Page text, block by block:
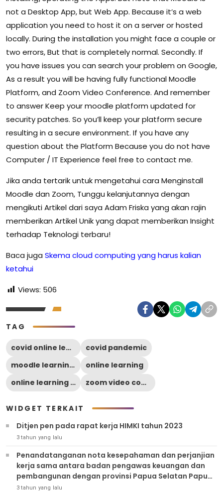
not a Desktop App, but Web App. Because it’s a web
application you need to host it on a server or hosted
locally. During the installation you might face a couple or
two errors, But that is completely normal. Secondly. If
you have issues you can search your problem on Google,
As a result you will be having fully functional Moodle
Platform, and Zoom Video Conference. And remember
to answer Keep your moodle platform updated for
security patches. So you’ll keep your platform secure
resulting in a secure environment. If you have any
question about the Platform Because you do not have
Computer / IT Experience feel free to contact me.
Jika anda tertarik untuk mengetahui cara Menginstall
Moodle dan Zoom, Tunggu kelanjutannya dengan
mengikuti Artikel dari saya Adam Friska yang akan rajin
memberikan Artikel Unik yang dapat memberikan Insight
terhadap Teknologi terbaru!
Baca juga Skema cloud computing yang harus kalian
ketahui
Views: 506
TAG
covid online learning
covid pandemic
moodle learning platform
online learning
online learning on covid pandemic
zoom video conference
WIDGET TERKAIT
Ditjen pen pada rapat kerja HIMKI tahun 2023
3 tahun yang lalu
Penandatanganan nota kesepahaman dan perjanjian
kerja sama antara badan pengawas keuangan dan
pembangunan dengan provinsi Papua Selatan Papua
tengah Papua pegunungan dan Papua barat daya
3 tahun yang lalu